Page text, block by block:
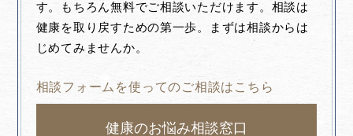
す。もちろん無料でご相談いただけます。相談は
健康を取り戻すための第一歩。まずは相談からは
じめてみませんか。
相談フォームを使ってのご相談はこちら
健康のお悩み相談窓口